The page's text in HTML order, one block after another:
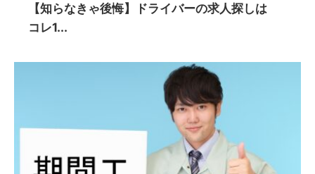
【知らなきゃ後悔】ドライバーの求人探しは
コレ1...